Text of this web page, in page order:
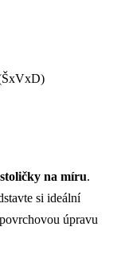
na míru.
si ideální
úpravu